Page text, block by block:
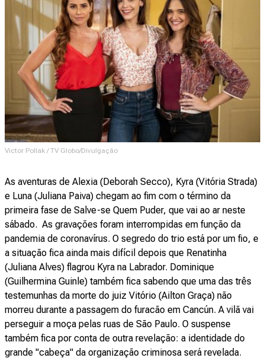
Victor Pollak / TV Globo/Divulgação
As aventuras de Alexia (Deborah Secco), Kyra (Vitória Strada)
e Luna (Juliana Paiva) chegam ao fim com o término da
primeira fase de Salve-se Quem Puder, que vai ao ar neste
sábado. As gravações foram interrompidas em função da
pandemia de coronavírus. O segredo do trio está por um fio, e
a situação fica ainda mais difícil depois que Renatinha
(Juliana Alves) flagrou Kyra na Labrador. Dominique
(Guilhermina Guinle) também fica sabendo que uma das três
testemunhas da morte do juiz Vitório (Ailton Graça) não
morreu durante a passagem do furacão em Cancún. A vilã vai
perseguir a moça pelas ruas de São Paulo. O suspense
também fica por conta de outra revelação: a identidade do
grande "cabeça" da organização criminosa será revelada.